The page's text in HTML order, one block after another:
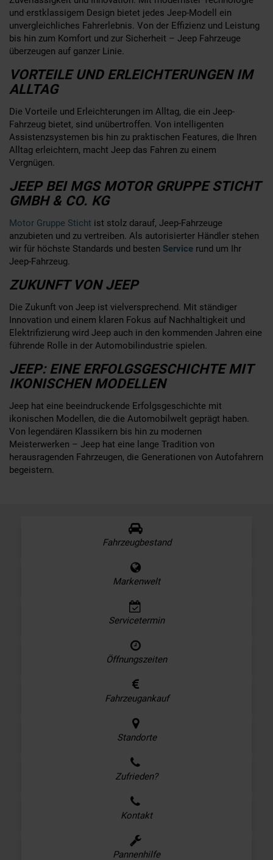
und erstklassigem Design bietet jedes Jeep-Modell ein
unvergleichliches Fahrerlebnis. Von der Effizienz und Leistung
bis hin zum Komfort und zur Sicherheit – Jeep Fahrzeuge
überzeugen auf ganzer Linie.
VORTEILE UND ERLEICHTERUNGEN IM
ALLTAG
Die Vorteile und Erleichterungen im Alltag, die ein Jeep-
Fahrzeug bietet, sind unübertroffen. Von intelligenten
Assistenzsystemen bis hin zu praktischen Features, die Ihren
Alltag erleichtern, macht Jeep das Fahren zu einem
Vergnügen.
JEEP BEI MGS MOTOR GRUPPE STICHT
GMBH & CO. KG
Motor Gruppe Sticht ist stolz darauf, Jeep-Fahrzeuge
anzubieten und zu vertreiben. Als autorisierter Händler stehen
wir für höchste Standards und besten Service rund um Ihr
Jeep-Fahrzeug.
ZUKUNFT VON JEEP
Die Zukunft von Jeep ist vielversprechend. Mit ständiger
Innovation und einem klaren Fokus auf Nachhaltigkeit und
Elektrifizierung wird Jeep auch in den kommenden Jahren eine
führende Rolle in der Automobilindustrie spielen.
JEEP: EINE ERFOLGSGESCHICHTE MIT
IKONISCHEN MODELLEN
Jeep hat eine beeindruckende Erfolgsgeschichte mit
ikonischen Modellen, die die Automobilwelt geprägt haben.
Von legendären Klassikern bis hin zu modernen
Meisterwerken – Jeep hat eine lange Tradition von
herausragenden Fahrzeugen, die Generationen von Autofahrern
begeistern.
Fahrzeugbestand
Markenwelt
Servicetermin
Öffnungszeiten
Fahrzeugankauf
Standorte
Zufrieden?
Kontakt
Pannenhilfe